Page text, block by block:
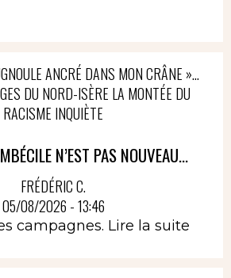
ANCRÉ DANS MON CRÂNE »…
DU NORD-ISÈRE LA MONTÉE DU
RACISME INQUIÈTE
N’EST PAS NOUVEAU...
FRÉDÉRIC C.
05/08/2026 - 13:46
campagnes. Lire la suite